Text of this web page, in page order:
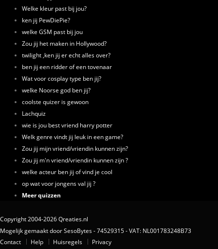
Welke kleur past bij jou?
ken jij PewDiePie?
welke GSM past bij jou
Zou jij het maken in Hollywood?
twilight ,ken jij er echt alles over?
ben jij een ridder of een tovenaar
Wat voor cosplay type ben jij?
welke Noorse god ben jij?
coolste quizer is gewoon
Lachquiz
wie is jou best vriend harry potter
Welk genre vindt jij leuk in een game?
Zou jij mijn vriend/vriendin kunnen zijn?
Zou jij m'n vriend/vriendin kunnen zijn ?
welke acteur ben jij of vind je cool
op wat voor jongens val jij ?
Meer quizzen
Copyright 2004-2026 Qreaties.nl
Mogelijk gemaakt door SesoBytes - 74529315 - VAT: NL001783248B73
Contact
Help Huisregels Privacy